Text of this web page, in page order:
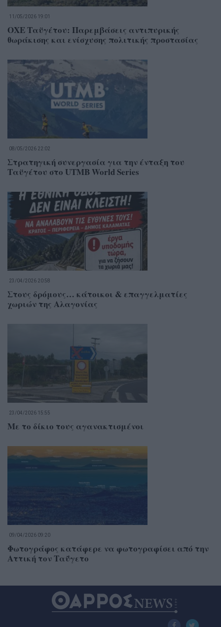
11/05/2026 19:01
ΟΧΕ Ταϋγέτου: Παρεμβάσεις αντιπυρικής
θωράκισης και ενίσχυσης πολιτικής προστασίας
08/05/2026 22:02
Στρατηγική συνεργασία για την ένταξη του
Ταϋγέτου στο UTMB World Series
23/04/2026 20:58
Στους δρόμους… κάτοικοι & επαγγελματίες
χωριών της Αλαγονίας
23/04/2026 15:55
Με το δίκιο τους αγανακτισμένοι
09/04/2026 09:20
Φωτογράφος κατάφερε να φωτογραφίσει από την
Αττική τον Ταΰγετο